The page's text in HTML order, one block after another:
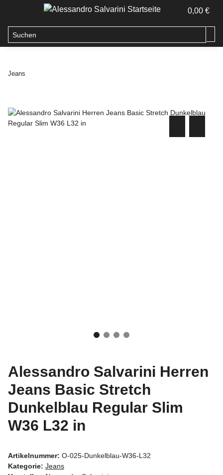
0,00 €
Jeans
Alessandro Salvarini Herren
Jeans Basic Stretch
Dunkelblau Regular Slim
W36 L32 in
Artikelnummer: O-025-Dunkelblau-W36-L32
Kategorie: Jeans